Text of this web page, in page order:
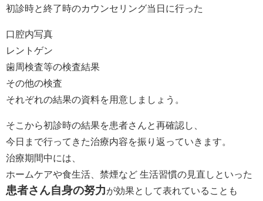
初診時と終了時のカウンセリング当日に行った
口腔内写真
レントゲン
歯周検査等の検査結果
その他の検査
それぞれの結果の資料を用意しましょう。
そこから初診時の結果を患者さんと再確認し、
今日まで行ってきた治療内容を振り返っていきます。
治療期間中には、
ホームケアや食生活、禁煙など 生活習慣の見直しといった
患者さん自身の努力が効果として表れていることも